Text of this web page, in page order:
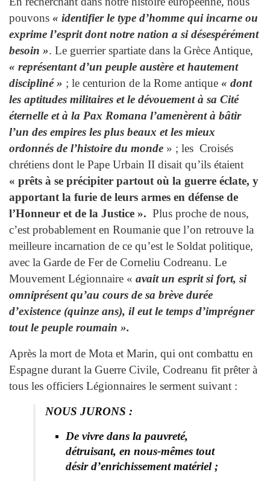
pouvons « identifier le type d’homme qui incarne ou
exprime l’esprit dont notre nation a si désespérément
besoin ». Le guerrier spartiate dans la Grèce Antique,
« représentant d’un peuple austère et hautement
discipliné » ; le centurion de la Rome antique « dont
les aptitudes militaires et le dévouement à sa Cité
éternelle et à la Pax Romana l’amenèrent à bâtir
l’un des empires les plus beaux et les mieux
ordonnés de l’histoire du monde » ; les Croisés
chrétiens dont le Pape Urbain II disait qu’ils étaient
« prêts à se précipiter partout où la guerre éclate, y
apportant la furie de leurs armes en défense de
l’Honneur et de la Justice ». Plus proche de nous,
c’est probablement en Roumanie que l’on retrouve la
meilleure incarnation de ce qu’est le Soldat politique,
avec la Garde de Fer de Corneliu Codreanu. Le
Mouvement Légionnaire « avait un esprit si fort, si
omniprésent qu’au cours de sa brève durée
d’existence (quinze ans), il eut le temps d’imprégner
tout le peuple roumain ».
Après la mort de Mota et Marin, qui ont combattu en
Espagne durant la Guerre Civile, Codreanu fit prêter à
tous les officiers Légionnaires le serment suivant :
NOUS JURONS :
De vivre dans la pauvreté,
détruisant, en nous-mêmes tout
désir d’enrichissement matériel ;